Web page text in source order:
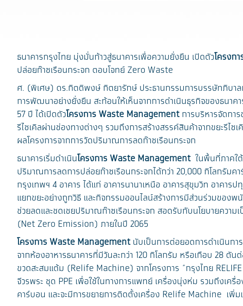
ธนาคารกรุงไทย มุ่งมั่นก้าวสู่ธนาคารเพื่อความยั่งยืน เปิดตัวโครงก
ปล่อยก๊าซเรือนกระจก ตอบโจทย์ Zero Waste
ศ. (พิเศษ) ดร.กิตติพงษ์ กิตยารักษ์ ประธานกรรมการบรรษัทภิบาล
การพัฒนาอย่างยั่งยืน สะท้อนให้เห็นจากการดำเนินธุรกิจของธนาค
57 ปี ได้เปิดตัวโครงการ Waste Managementการบริหารจัดการ
รีไซเคิลผ่านช่องทางต่างๆ รวมถึงการสร้างสรรค์สินค้าจากขยะรี
ผลโครงการจากการวัดปริมาณการลดก๊าซเรือนกระจก
ธนาคารเริ่มดำเนินโครงการ Waste Managementในพื้นที่ภาคใต้
ปริมาณการลดการปล่อยก๊าซเรือนกระจกได้กว่า 20,000 กิโลกรัมค
กรุงเทพฯ 4 อาคาร ได้แก่ อาคารนานาเหนือ อาคารสุขุมวิท อาคา
แยกขยะอย่างถูกวิธี และกิจกรรมออนไลน์สร้างการมีส่วนร่วมของพ
ช่วยลดและชดเชยปริมาณก๊าซเรือนกระจก สอดรับกับนโยบายควา
(Net Zero Emission) ภายในปี 2065
โครงการ Waste Managementนับเป็นการต่อยอดการดำเนินกา
จากห้องอาหารธนาคารที่มีวันละกว่า 120 กิโลกรัม หรือเกือบ 28
ขวดสะสมแต้ม (Relife Machine) จากโครงการ “กรุงไทย
จีวรพระ ชุด PPE เพื่อใช้ในทางการแพทย์ เครื่องนุ่งห่ม รวมถึงเค
คาร์บอน และจะมีการขยายการติดตั้งเครื่อง Relife Machine เพิ่